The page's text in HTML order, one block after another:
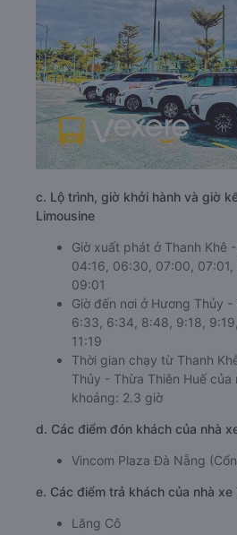
c. Lộ trình, giờ khởi hành và giờ
Limousine
Giờ xuất phát ở Thanh Khê
04:16, 06:30, 07:00,
09:01
Giờ đến nơi ở Hương Thủy -
6:33, 6:34, 8:48, 9:18,
11:19
Thời gian chạy từ Thanh
Thủy - Thừa Thiên Huế của
khoảng: 2.3 giờ
d. Các điểm đón khách của nhà
Vincom Plaza Đà Nẵng
e. Các điểm trả khách của nhà xe
Lăng Cô